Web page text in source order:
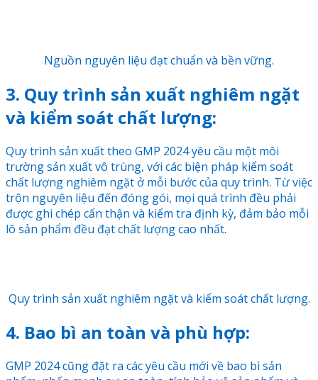
Nguồn nguyên liệu đạt chuẩn và bền vững.
3. Quy trình sản xuất nghiêm ngặt
và kiểm soát chất lượng:
Quy trình sản xuất theo GMP 2024 yêu cầu một môi
trường sản xuất vô trùng, với các biện pháp kiểm soát
chất lượng nghiêm ngặt ở mỗi bước của quy trình. Từ việc
trộn nguyên liệu đến đóng gói, mọi quá trình đều phải
được ghi chép cẩn thận và kiểm tra định kỳ, đảm bảo mỗi
lô sản phẩm đều đạt chất lượng cao nhất.
Quy trình sản xuất nghiêm ngặt và kiểm soát chất lượng.
4. Bao bì an toàn và phù hợp:
GMP 2024 cũng đặt ra các yêu cầu mới về bao bì sản